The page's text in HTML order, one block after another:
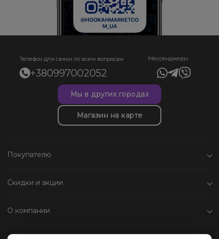
Телефон для связи по всем вопросам
+380997002052
Мессенджеры
Мы в других городах
Магазин на карте
Покупателю
Скидки и акции
О компании